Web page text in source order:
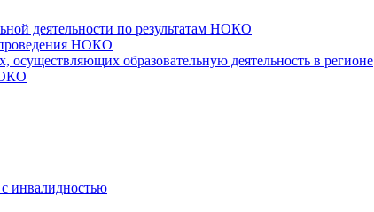
деятельности по результатам НОКО
НОКО
образовательную деятельность в регионе
инвалидностью